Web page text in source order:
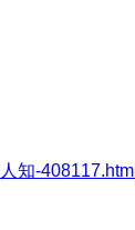
知-408117.html